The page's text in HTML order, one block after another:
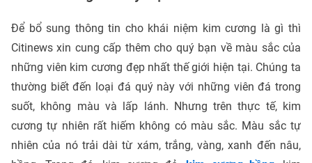
Để bổ sung thông tin cho khái niệm kim cương là gì thì
Citinews xin cung cấp thêm cho quý bạn về màu sắc của
những viên kim cương đẹp nhất thế giới hiện tại. Chúng ta
thường biết đến loại đá quý này với những viên đá trong
suốt, không màu và lấp lánh. Nhưng trên thực tế, kim
cương tự nhiên rất hiếm không có màu sắc. Màu sắc tự
nhiên của nó trải dài từ xám, trắng, vàng, xanh đến nâu,